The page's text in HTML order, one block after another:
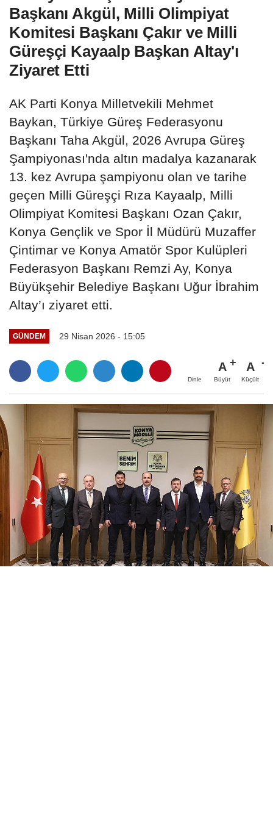
Başkanı Akgül, Milli Olimpiyat
Komitesi Başkanı Çakır ve Milli
Güreşçi Kayaalp Başkan Altay'ı
Ziyaret Etti
AK Parti Konya Milletvekili Mehmet
Baykan, Türkiye Güreş Federasyonu
Başkanı Taha Akgül, 2026 Avrupa Güreş
Şampiyonası'nda altın madalya kazanarak
13. kez Avrupa şampiyonu olan ve tarihe
geçen Milli Güreşçi Rıza Kayaalp, Milli
Olimpiyat Komitesi Başkanı Ozan Çakır,
Konya Gençlik ve Spor İl Müdürü Muzaffer
Çintimar ve Konya Amatör Spor Kulüpleri
Federasyon Başkanı Remzi Ay, Konya
Büyükşehir Belediye Başkanı Uğur İbrahim
Altay’ı ziyaret etti.
GÜNDEM 29 Nisan 2026 - 15:05
Dinle
A
Büyüt
A
Küçült